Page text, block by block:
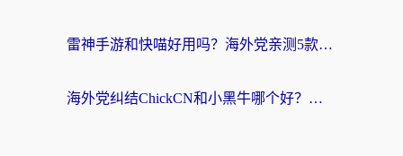
雷神手游和快喵好用吗？海外党亲测5款回国加速器，附斧牛Bling对比+微信视频号解决办法
海外党纠结ChickCN和小黑牛哪个好？一篇帮你选对回国加速器的实用指南